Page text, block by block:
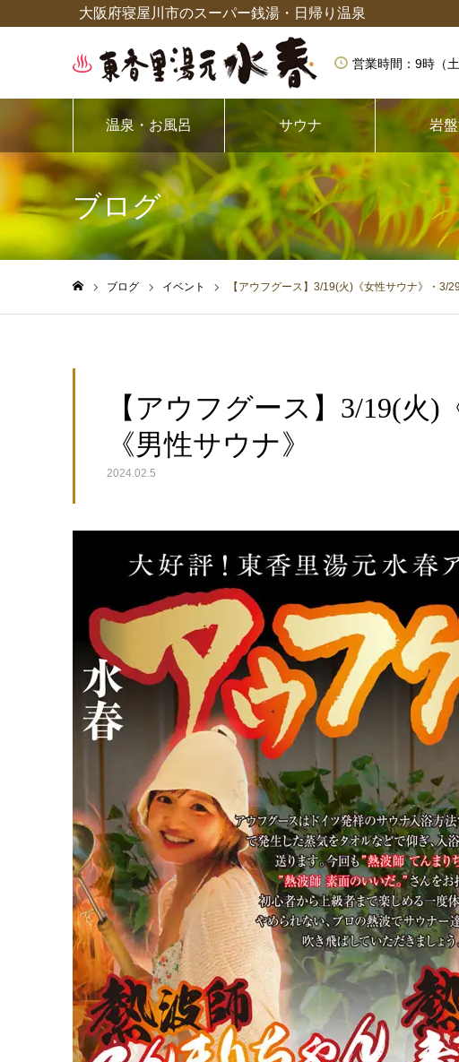
大阪府寝屋川市のスーパー銭湯・日帰り温泉
営業時間：9時（
温泉・お風呂 サウナ 岩
ブログ
ブログ イベント 【アウフグース】3/19(火)《女性サウナ》・3/
【アウフグース】3/19(火
《男性サウナ》
2024.02.5